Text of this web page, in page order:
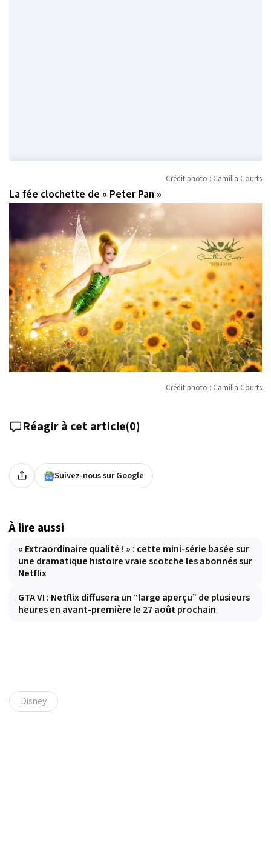
Crédit photo : Camilla Courts
La fée clochette de « Peter Pan »
Crédit photo : Camilla Courts
Réagir à cet article(0)
Suivez-nous sur Google
À lire aussi
« Extraordinaire qualité ! » : cette mini-série basée sur
une dramatique histoire vraie scotche les abonnés sur
Netflix
GTA VI : Netflix diffusera un “large aperçu” de plusieurs
heures en avant-première le 27 août prochain
Disney